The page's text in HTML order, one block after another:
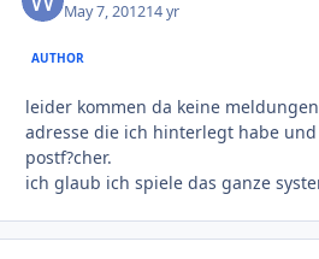
May 7, 201214 yr
AUTHOR
leider kommen da keine
adresse die ich hinterlegt habe
postf?cher.
ich glaub ich spiele das ganze